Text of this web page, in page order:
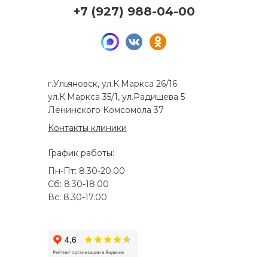
г.Ульяновск, ул.К.Маркса 26/16
ул.К.Маркса 35/1, ул.Радищева 5
Ленинского Комсомола 37
Контакты клиники
График работы:
Пн-Пт: 8.30-20.00
Сб: 8.30-18.00
Вс: 8.30-17.00
+7 (927) 988-04-00